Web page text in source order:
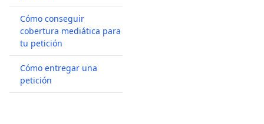
Cómo conseguir
cobertura mediática para
tu petición
Cómo entregar una
petición